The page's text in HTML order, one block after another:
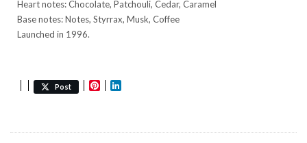
Heart notes: Chocolate, Patchouli, Cedar, Caramel
Base notes: Notes, Styrrax, Musk, Coffee
Launched in 1996.
Post Pinterest